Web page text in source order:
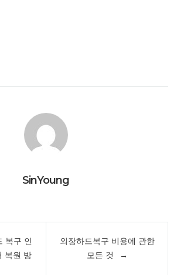
SinYoung
복구 인
복원 방
외장하드복구 비용에 관한
모든 것